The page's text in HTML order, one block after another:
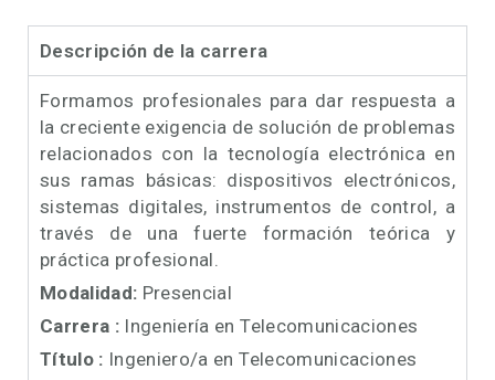
Descripción de la carrera
Formamos profesionales para dar respuesta a
la creciente exigencia de solución de problemas
relacionados con la tecnología electrónica en
sus ramas básicas: dispositivos electrónicos,
sistemas digitales, instrumentos de control, a
través de una fuerte formación teórica y
práctica profesional.
Modalidad: Presencial
Carrera : Ingeniería en Telecomunicaciones
Título : Ingeniero/a en Telecomunicaciones